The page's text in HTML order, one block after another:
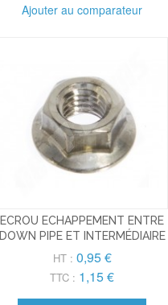
Ajouter au comparateur
ECROU ECHAPPEMENT ENTRE
DOWN PIPE ET INTERMÉDIAIRE
HT : 0,95 €
TTC : 1,15 €